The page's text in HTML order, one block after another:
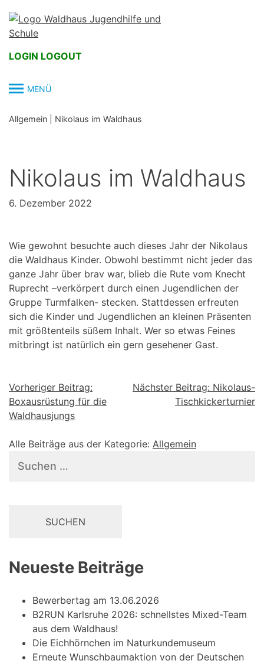
content
LOGIN LOGOUT
MENÜ
Allgemein Nikolaus im Waldhaus
Nikolaus im Waldhaus
6. Dezember 2022
Wie gewohnt besuchte auch dieses Jahr der Nikolaus
die Waldhaus Kinder. Obwohl bestimmt nicht jeder das
ganze Jahr über brav war, blieb die Rute vom Knecht
Ruprecht –verkörpert durch einen Jugendlichen der
Gruppe Turmfalken- stecken. Stattdessen erfreuten
sich die Kinder und Jugendlichen an kleinen Präsenten
mit größtenteils süßem Inhalt. Wer so etwas Feines
mitbringt ist natürlich ein gern gesehener Gast.
Beitragsnavigation
Vorheriger Beitrag:
Boxausrüstung für die
Waldhausjungs
Nächster Beitrag: Nikolaus-
Tischkickerturnier
Alle Beiträge aus der Kategorie: Allgemein
nach:
Neueste Beiträge
Bewerbertag am 13.06.2026
B2RUN Karlsruhe 2026: schnellstes Mixed-Team
aus dem Waldhaus!
Die Eichhörnchen im Naturkundemuseum
Erneute Wunschbaumaktion von der Deutschen